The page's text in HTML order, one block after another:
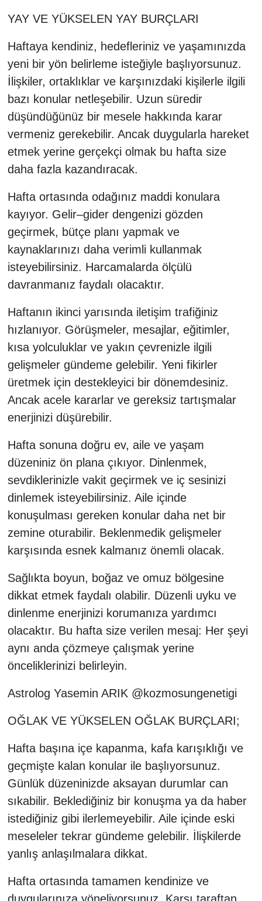
YAY VE YÜKSELEN YAY BURÇLARI
Haftaya kendiniz, hedefleriniz ve yaşamınızda
yeni bir yön belirleme isteğiyle başlıyorsunuz.
İlişkiler, ortaklıklar ve karşınızdaki kişilerle ilgili
bazı konular netleşebilir. Uzun süredir
düşündüğünüz bir mesele hakkında karar
vermeniz gerekebilir. Ancak duygularla hareket
etmek yerine gerçekçi olmak bu hafta size
daha fazla kazandıracak.
Hafta ortasında odağınız maddi konulara
kayıyor. Gelir–gider dengenizi gözden
geçirmek, bütçe planı yapmak ve
kaynaklarınızı daha verimli kullanmak
isteyebilirsiniz. Harcamalarda ölçülü
davranmanız faydalı olacaktır.
Haftanın ikinci yarısında iletişim trafiğiniz
hızlanıyor. Görüşmeler, mesajlar, eğitimler,
kısa yolculuklar ve yakın çevrenizle ilgili
gelişmeler gündeme gelebilir. Yeni fikirler
üretmek için destekleyici bir dönemdesiniz.
Ancak acele kararlar ve gereksiz tartışmalar
enerjinizi düşürebilir.
Hafta sonuna doğru ev, aile ve yaşam
düzeniniz ön plana çıkıyor. Dinlenmek,
sevdiklerinizle vakit geçirmek ve iç sesinizi
dinlemek isteyebilirsiniz. Aile içinde
konuşulması gereken konular daha net bir
zemine oturabilir. Beklenmedik gelişmeler
karşısında esnek kalmanız önemli olacak.
Sağlıkta boyun, boğaz ve omuz bölgesine
dikkat etmek faydalı olabilir. Düzenli uyku ve
dinlenme enerjinizi korumanıza yardımcı
olacaktır. Bu hafta size verilen mesaj: Her şeyi
aynı anda çözmeye çalışmak yerine
önceliklerinizi belirleyin.
Astrolog Yasemin ARIK @kozmosungenetigi
OĞLAK VE YÜKSELEN OĞLAK BURÇLARI;
Hafta başına içe kapanma, kafa karışıklığı ve
geçmişte kalan konular ile başlıyorsunuz.
Günlük düzeninizde aksayan durumlar can
sıkabilir. Beklediğiniz bir konuşma ya da haber
istediğiniz gibi ilerlemeyebilir. Aile içinde eski
meseleler tekrar gündeme gelebilir. İlişkilerde
yanlış anlaşılmalara dikkat.
Hafta ortasında tamamen kendinize ve